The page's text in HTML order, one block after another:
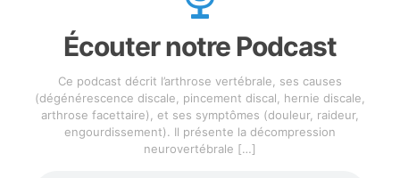
Écouter notre Podcast
Ce podcast décrit l’arthrose vertébrale, ses causes
(dégénérescence discale, pincement discal, hernie discale,
arthrose facettaire), et ses symptômes (douleur, raideur,
engourdissement). Il présente la décompression
neurovertébrale […]